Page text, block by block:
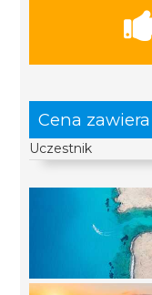
Cena zawiera
Uczestnik